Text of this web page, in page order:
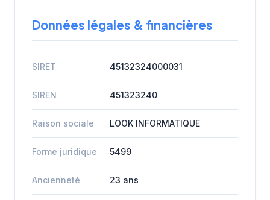
Données légales & financières
SIRET 45132324000031
SIREN 451323240
Raison sociale LOOK INFORMATIQUE
Forme juridique 5499
Ancienneté 23 ans